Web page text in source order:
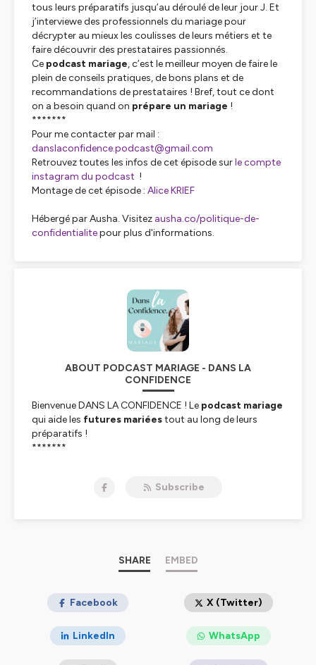
tous leurs préparatifs jusqu’au déroulé de leur jour J. Et
j’interviewe des professionnels du mariage pour
décrypter au mieux les coulisses de leurs métiers et te
faire découvrir des prestataires passionnés.
Ce podcast mariage, c’est le meilleur moyen de faire le
plein de conseils pratiques, de bons plans et de
recommandations de prestataires ! Bref, tout ce dont
on a besoin quand on prépare un mariage !
*******
Pour me contacter par mail :
danslaconfidence.podcast@gmail.com
Retrouvez toutes les infos de cet épisode surle compte
instagram du podcast !
Montage de cet épisode : Alice KRIEF
Hébergé par Ausha. Visitez ausha.co/politique-de-
confidentialitepour plus d'informations.
ABOUT PODCAST MARIAGE - DANS LA
CONFIDENCE
Bienvenue DANS LA CONFIDENCE ! Le podcast mariage
qui aide les futures mariéestout au long de leurs
préparatifs !
*******
podcast dédié aux futures mariées. Chaque Mercredi
décrypter au mieux les coulisses de leurs métiers et te
faire découvrir des prestataires passionnés.
podcast mariage , c’est le meilleur moyen de faire le
recommandations de prestataires ! Bref, tout ce dont
on a besoin quand on prépare un
mariage!
Subscribe
SHARE EMBED
Facebook X (Twitter)
LinkedIn WhatsApp